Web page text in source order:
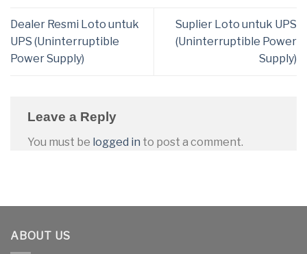
Dealer Resmi Loto untuk
UPS (Uninterruptible
Power Supply)
Suplier Loto untuk UPS
(Uninterruptible Power
Supply)
Leave a Reply
You must be logged in to post a comment.
ABOUT US